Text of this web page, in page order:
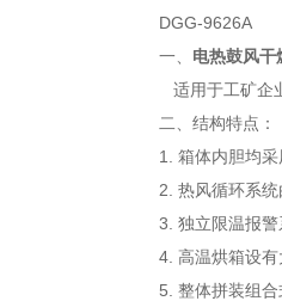
DGG-9626A
一、 电热鼓风干
适用于工矿企
二、结构特点：
1. 箱体内胆均
2. 热风循环系
3. 独立限温报
4. 高温烘箱设
5. 整体拼装组